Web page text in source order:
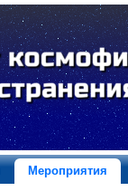
Мероприятия